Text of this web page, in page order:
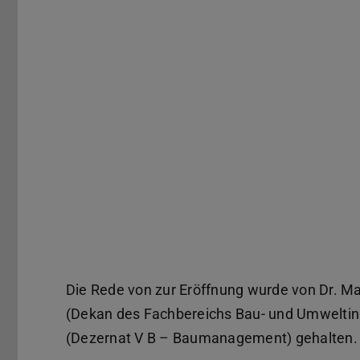
Die Rede von zur Eröffnung wurde von Dr.
(Dekan des Fachbereichs Bau- und
(Dezernat V B – Baumanagement) gehalten.